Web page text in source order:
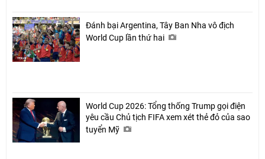
Đánh bại Argentina, Tây Ban Nha vô địch
World Cup lần thứ hai
World Cup 2026: Tổng thống Trump gọi điện
yêu cầu Chủ tịch FIFA xem xét thẻ đỏ của sao
tuyển Mỹ